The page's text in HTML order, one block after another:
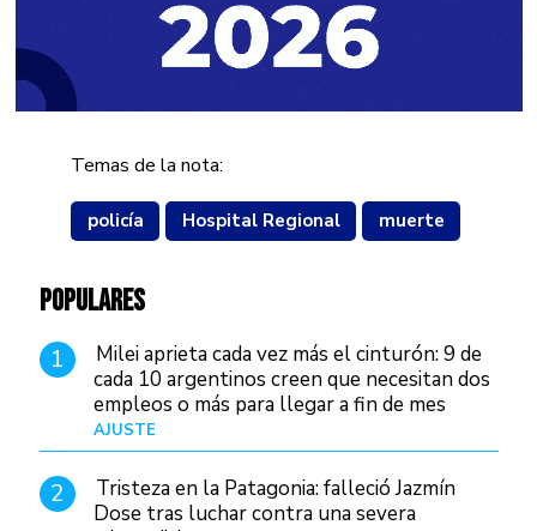
Temas de la nota:
policía Hospital Regional muerte
POPULARES
1
Milei aprieta cada vez más el cinturón: 9 de
cada 10 argentinos creen que necesitan dos
empleos o más para llegar a fin de mes
AJUSTE
2
Tristeza en la Patagonia: falleció Jazmín
Dose tras luchar contra una severa